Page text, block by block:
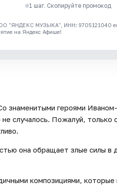
1 шаг. Скопируйте промокод
"ЯНДЕКС МУЗЫКА", ИНН: 9705121040
на Яндекс Афише!
знаменитыми героями
случалось. Пожалуй, только
она обращает злые силы
композициями,